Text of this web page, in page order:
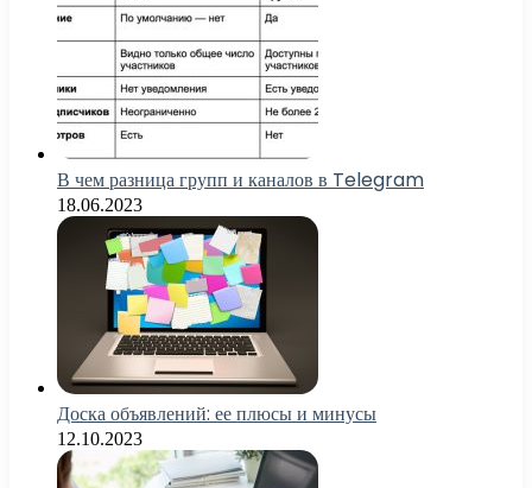
В чем разница групп и каналов в Telegram
18.06.2023
Доска объявлений: ее плюсы и минусы
12.10.2023